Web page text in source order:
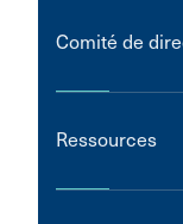
Comité de
Ressources